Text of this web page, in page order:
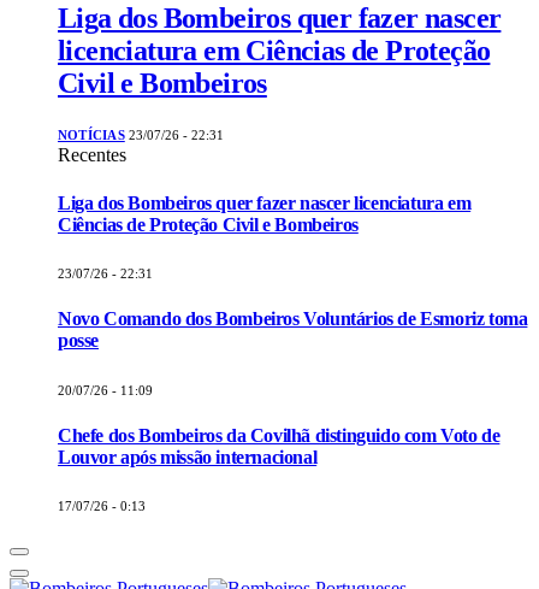
Liga dos Bombeiros quer fazer nascer
licenciatura em Ciências de Proteção
Civil e Bombeiros
NOTÍCIAS 23/07/26 - 22:31
Recentes
Liga dos Bombeiros quer fazer nascer licenciatura em
Ciências de Proteção Civil e Bombeiros
23/07/26 - 22:31
Novo Comando dos Bombeiros Voluntários de Esmoriz toma
posse
20/07/26 - 11:09
Chefe dos Bombeiros da Covilhã distinguido com Voto de
Louvor após missão internacional
17/07/26 - 0:13